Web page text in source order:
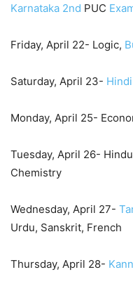
Karnataka 2nd PUC
Friday, April 22- Logic,
Saturday, April 23- Hindi
Monday, April 25-
Tuesday, April 26-
Chemistry
Wednesday, April 27-
Urdu, Sanskrit, French
Thursday, April 28-